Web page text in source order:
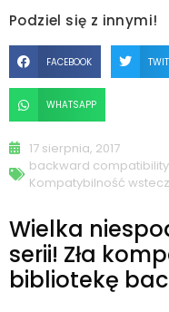
Podziel się z innymi!
FACEBOOK
WHATSAPP
17 sierpnia, 2017
backward compatibility
Kompatybilność
Wielka
serii! Zła
bibliotekę